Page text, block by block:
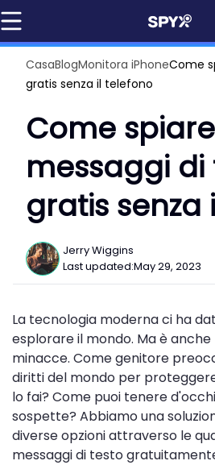
CasaBlogMonitora iPhoneCome
gratis senza il telefono
Come spiare
messaggi di
gratis
Jerry Wiggins
Last updated:May 29, 2023
La tecnologia moderna ci ha
esplorare il mondo. Ma è
minacce. Come genitore
diritti del mondo per
lo fai? Come puoi tenere
sospette? Abbiamo una
diverse opzioni attraverso le
messaggi di testo